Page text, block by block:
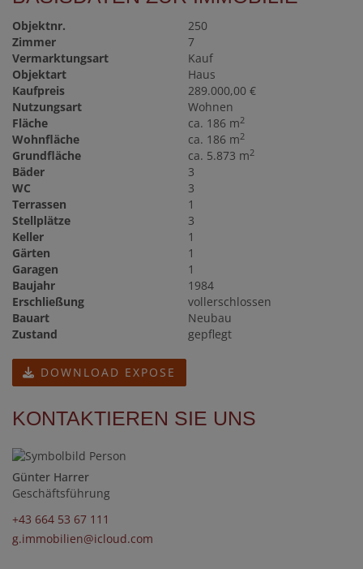
Objektnr.
250
Zimmer
7
Vermarktungsart
Kauf
Objektart
Haus
Kaufpreis
289.000,00 €
Nutzungsart
Wohnen
Fläche
ca. 186 m2
Wohnfläche ca. 186 m2
Grundfläche ca. 5.873 m2
Bäder
3
WC
3
Terrassen
1
Stellplätze
3
Keller
1
Gärten
1
Garagen
1
Baujahr
1984
Erschließung
vollerschlossen
Bauart
Neubau
Zustand
gepflegt
DOWNLOAD EXPOSE
KONTAKTIEREN SIE UNS
Günter Harrer
Geschäftsführung
+43 664 53 67 111
g.immobilien@icloud.com